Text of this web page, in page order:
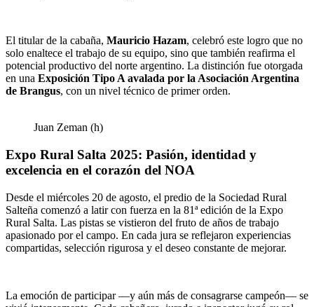
El titular de la cabaña, Mauricio Hazam, celebró este logro que no
solo enaltece el trabajo de su equipo, sino que también reafirma el
potencial productivo del norte argentino. La distinción fue otorgada
en una Exposición Tipo A avalada por la Asociación Argentina
de Brangus, con un nivel técnico de primer orden.
Juan Zeman (h)
Expo Rural Salta 2025: Pasión, identidad y
excelencia en el corazón del NOA
Desde el miércoles 20 de agosto, el predio de la Sociedad Rural
Salteña comenzó a latir con fuerza en la 81ª edición de la Expo
Rural Salta. Las pistas se vistieron del fruto de años de trabajo
apasionado por el campo. En cada jura se reflejaron experiencias
compartidas, selección rigurosa y el deseo constante de mejorar.
La emoción de participar —y aún más de consagrarse campeón— se